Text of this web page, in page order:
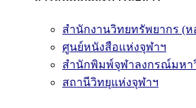
สำนักงานวิทยทรัพยากร (
ศูนย์หนังสือแห่งจุฬาฯ
สำนักพิมพ์จุฬาลงกรณ์มหา
สถานีวิทยุแห่งจุฬาฯ